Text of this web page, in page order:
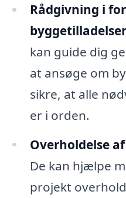
Rådgivning i
kan guide dig
at ansøge om
sikre, at alle
er i orden.
Overholdelse
De kan hjælpe
projekt